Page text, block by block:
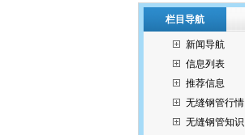
栏目导航
新闻导航
信息列表
推荐信息
无缝钢管行情
无缝钢管知识